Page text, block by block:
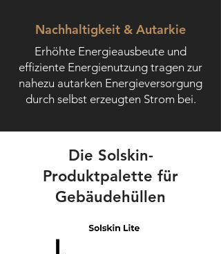
Nachhaltigkeit & Autarkie
Erhöhte Energieausbeute und
effiziente Energienutzung tragen zur
nahezu autarken Energieversorgung
durch selbst erzeugten Strom bei.
Die Solskin-
Produktpalette für
Gebäudehüllen